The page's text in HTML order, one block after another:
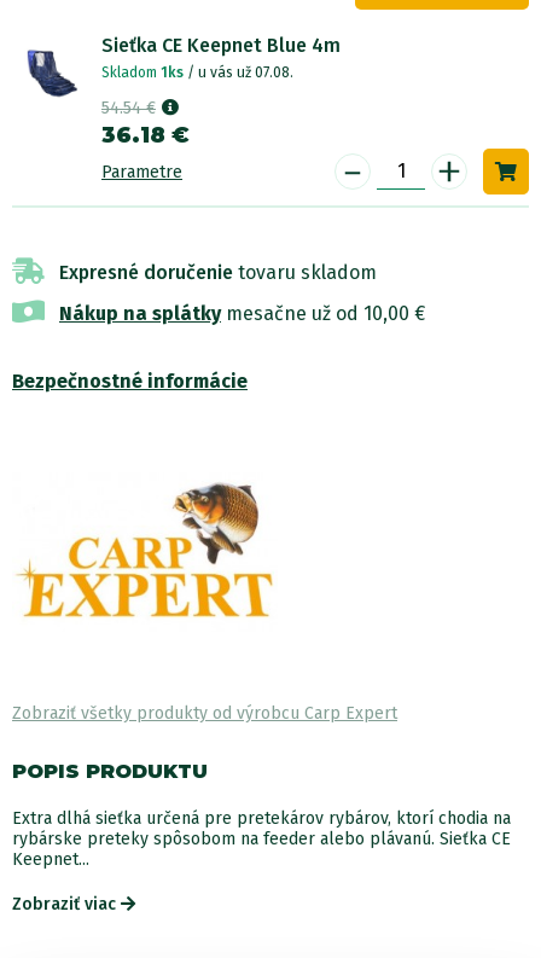
Sieťka CE Keepnet Blue 4m
Skladom 1ks / u vás už 07.08.
54.54 €
36.18 €
Parametre - +
Expresné doručenie tovaru skladom
Nákup na splátkymesačne už od 10,00 €
Bezpečnostné informácie
Zobraziť všetky produkty od výrobcu Carp Expert
POPIS PRODUKTU
Extra dlhá sieťka určená pre pretekárov rybárov, ktorí chodia na
rybárske preteky spôsobom na feeder alebo plávanú. Sieťka CE
Keepnet...
Zobraziť viac